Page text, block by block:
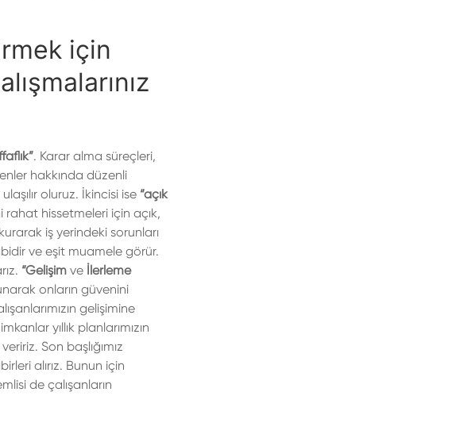
için
. Karar alma süreçleri,
hakkında düzenli
oluruz. İkincisi ise “açık
rahat hissetmeleri için açık,
iş yerindeki sorunları
ve eşit muamele görür.
“Gelişim ve İlerleme
onların güvenini
gelişimine
yıllık planlarımızın
Son başlığımız
alırız. Bunun için
de çalışanların